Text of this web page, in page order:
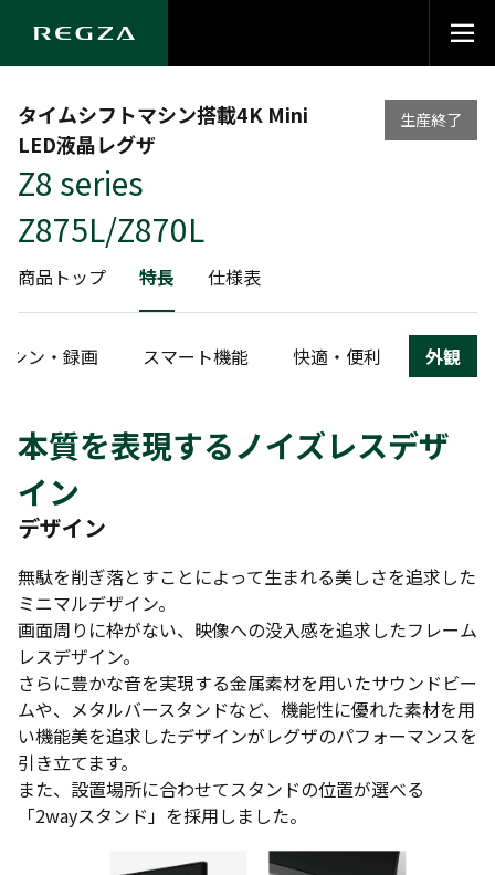
タイムシフトマシン搭載4K Mini
LED液晶レグザ
Z8 series
Z875L/Z870L
生産終了
商品トップ 特長 仕様表
シン・録画 スマート機能 快適・便利 外観
本質を表現するノイズレスデザ
イン
デザイン
無駄を削ぎ落とすことによって生まれる美しさを追求した
ミニマルデザイン。
画面周りに枠がない、映像への没入感を追求したフレーム
レスデザイン。
さらに豊かな音を実現する金属素材を用いたサウンドビー
ムや、メタルバースタンドなど、機能性に優れた素材を用
い機能美を追求したデザインがレグザのパフォーマンスを
引き立てます。
また、設置場所に合わせてスタンドの位置が選べる
「2wayスタンド」を採用しました。